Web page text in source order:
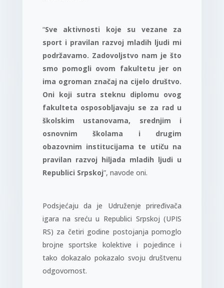
“Sve aktivnosti koje su vezane za
sport i pravilan razvoj mladih ljudi mi
podržavamo. Zadovoljstvo nam je što
smo pomogli ovom fakultetu jer on
ima ogroman značaj na cijelo društvo.
Oni koji sutra steknu diplomu ovog
fakulteta osposobljavaju se za rad u
školskim ustanovama, srednjim i
osnovnim školama i drugim
obazovnim institucijama te utiču na
pravilan razvoj hiljada mladih ljudi u
Republici Srpskoj”, navode oni.
Podsjećaju da je Udruženje priređivača
igara na sreću u Republici Srpskoj (UPIS
RS) za četiri godine postojanja pomoglo
brojne sportske kolektive i pojedince i
tako dokazalo pokazalo svoju društvenu
odgovornost.